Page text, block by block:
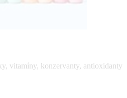
vitamíny, konzervanty, antioxidanty